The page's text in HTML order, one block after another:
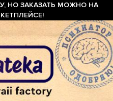
НО ЗАКАЗАТЬ МОЖНО НА